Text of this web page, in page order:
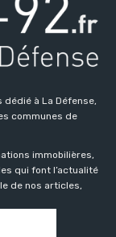
dédié à La Défense,
communes de
immobilières,
qui font l’actualité
de nos articles,